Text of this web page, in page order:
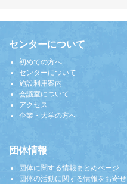
センターについて
初めての方へ
センターについて
施設利用案内
会議室について
アクセス
企業・大学の方へ
団体情報
団体に関する情報まとめページ
団体の活動に関する情報をお寄せ